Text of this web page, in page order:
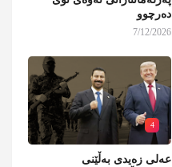
دەرچوو
7/12/2026
4
عەلی زەیدی بەڵێنی